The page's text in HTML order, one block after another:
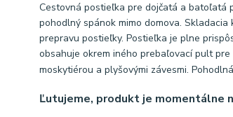
Cestovná postieľka pre dojčatá a batoľatá
pohodlný spánok mimo domova.
prepravu postieľky. Postieľka je plne
obsahuje okrem iného prebaľovací pult
moskytiérou a plyšovými závesmi.
Ľutujeme, produkt je momentálne